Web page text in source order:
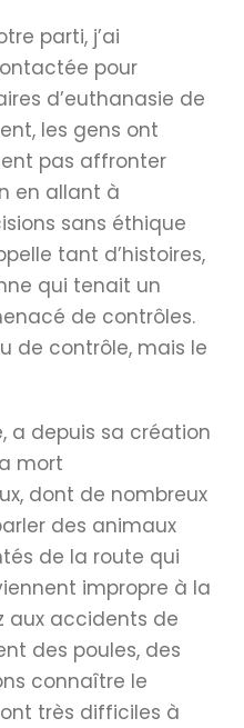
parti, j’ai
pour
d’euthanasie de
les gens ont
pas affronter
en allant à
sans éthique
tant d’histoires,
qui tenait un
de contrôles.
de contrôle, mais le
a depuis sa création
mort
dont de nombreux
des animaux
de la route qui
impropre à la
aux accidents de
des poules, des
connaître le
très difficiles à